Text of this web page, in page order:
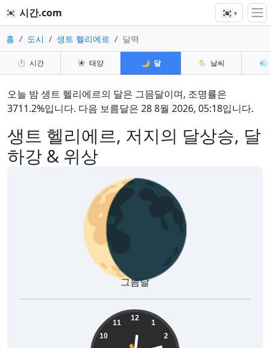
🇰🇷 시간.com 🇰🇷▾
홈 도시 생트 헬리에르 달력
⏱️ 시간 ☀️ 태양 🌙 달 🌦️ 날씨 💨
생트 헬리에르, 저지의 달상승, 달
하강 & 위상
오늘 밤 생트 헬리에르의 달은 그믐달이며, 조명률은
3711.2%입니다. 다음 보름달은 28 8월 2026, 05:18입니다.
🌘
그믐달
12
1
2
10
11